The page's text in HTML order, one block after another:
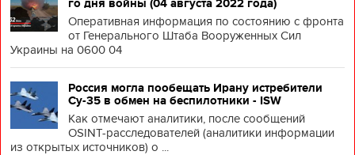
го дня войны (04 августа 2022 года)
Оперативная информация по состоянию с фронта
от Генерального Штаба Вооруженных Сил
Украины на 0600 04
Россия могла пообещать Ирану истребители
Су-35 в обмен на беспилотники - ISW
Как отмечают аналитики, после сообщений
OSINT-расследователей (аналитики информации
из открытых источников) о ...